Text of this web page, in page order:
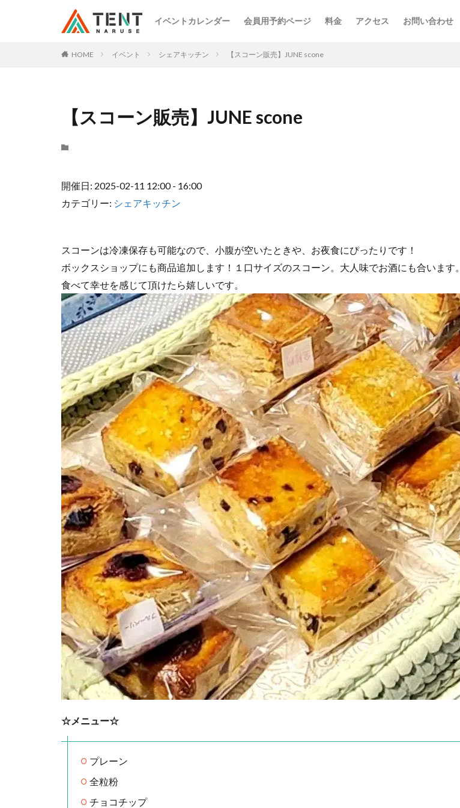
イベントカレンダー 会員用予約ページ 料金 アクセス お問い合わせ
HOME イベント シェアキッチン 【スコーン販売】JUNE scone
【スコーン販売】JUNE scone
開催日: 2025-02-11 12:00 - 16:00
カテゴリー: シェアキッチン
スコーンは冷凍保存も可能なので、小腹が空いたときや、お夜食にぴったりです！
ボックスショップにも商品追加します！１口サイズのスコーン。大人味でお酒にも合います。
食べて幸せを感じて頂けたら嬉しいです。
☆メニュー☆
プレーン
全粒粉
チョコチップ